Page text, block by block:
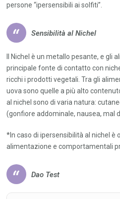
persone “ipersensibili ai solfiti”.
Sensibilità al Nichel
Il Nichel è un metallo pesante, e gli
principale fonte di contatto con
ricchi i prodotti vegetali. Tra gli
uova sono quelle a più alto
al nichel sono di varia natura:
(gonfiore addominale, nausea, mal
*In caso di ipersensibilità al nichel è
alimentazione e comportamentali
Dao Test